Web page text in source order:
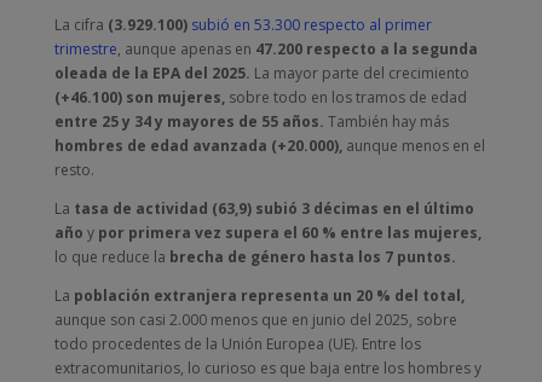
La cifra (3.929.100) subió en 53.300 respecto al primer
trimestre, aunque apenas en 47.200 respecto a la segunda
oleada de la EPA del 2025. La mayor parte del crecimiento
(+46.100) son mujeres,sobre todo en los tramos de edad
entre 25 y 34 y mayores de 55 años. También hay más
hombres de edad avanzada (+20.000),aunque menos en el
resto.
La tasa de actividad (63,9) subió 3 décimas en el último
año y por primera vez supera el 60 % entre las mujeres,
lo que reduce la brecha de género hasta los 7 puntos.
La población extranjera representa un 20 % del total,
aunque son casi 2.000 menos que en junio del 2025, sobre
todo procedentes de la Unión Europea (UE). Entre los
extracomunitarios, lo curioso es que baja entre los hombres y